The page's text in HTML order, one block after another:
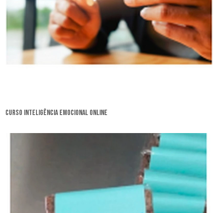
curso inteligência emocional online